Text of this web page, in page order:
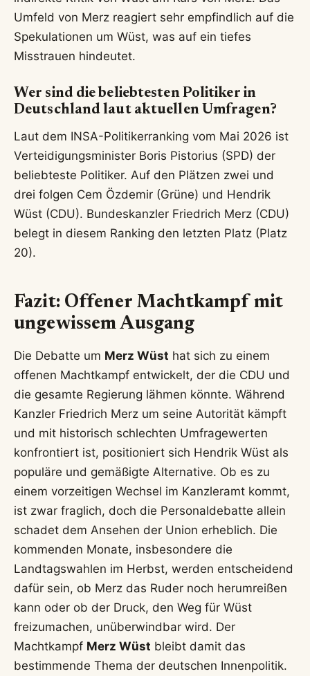
Umfeld von Merz reagiert sehr empfindlich auf die
Spekulationen um Wüst, was auf ein tiefes
Misstrauen hindeutet.
Wer sind die beliebtesten Politiker in
Deutschland laut aktuellen Umfragen?
Laut dem INSA-Politikerranking vom Mai 2026 ist
Verteidigungsminister Boris Pistorius (SPD) der
beliebteste Politiker. Auf den Plätzen zwei und
drei folgen Cem Özdemir (Grüne) und Hendrik
Wüst (CDU). Bundeskanzler Friedrich Merz (CDU)
belegt in diesem Ranking den letzten Platz (Platz
20).
Fazit: Offener Machtkampf mit
ungewissem Ausgang
Die Debatte um Merz Wüst hat sich zu einem
offenen Machtkampf entwickelt, der die CDU und
die gesamte Regierung lähmen könnte. Während
Kanzler Friedrich Merz um seine Autorität kämpft
und mit historisch schlechten Umfragewerten
konfrontiert ist, positioniert sich Hendrik Wüst als
populäre und gemäßigte Alternative. Ob es zu
einem vorzeitigen Wechsel im Kanzleramt kommt,
ist zwar fraglich, doch die Personaldebatte allein
schadet dem Ansehen der Union erheblich. Die
kommenden Monate, insbesondere die
Landtagswahlen im Herbst, werden entscheidend
dafür sein, ob Merz das Ruder noch herumreißen
kann oder ob der Druck, den Weg für Wüst
freizumachen, unüberwindbar wird. Der
Machtkampf Merz Wüst bleibt damit das
bestimmende Thema der deutschen Innenpolitik.